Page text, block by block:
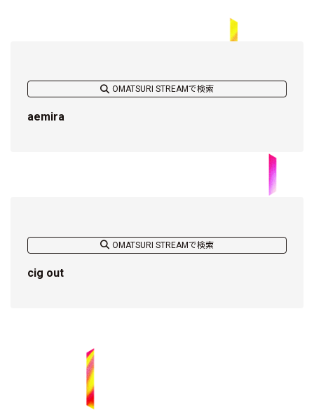
OMATSURI STREAMで検索
aemira
OMATSURI STREAMで検索
cig out